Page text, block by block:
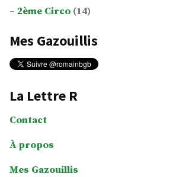
2ème Circo (14)
Mes Gazouillis
La Lettre R
Contact
À propos
Mes Gazouillis